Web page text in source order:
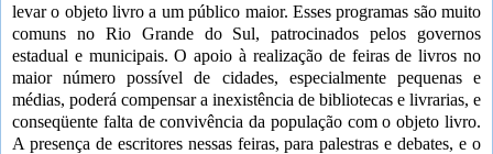
levar o objeto livro a um público maior. Esses programas são muito
comuns no Rio Grande do Sul, patrocinados pelos governos
estadual e municipais. O apoio à realização de feiras de livros no
maior número possível de cidades, especialmente pequenas e
médias, poderá compensar a inexistência de bibliotecas e livrarias, e
conseqüente falta de convivência da população com o objeto livro.
A presença de escritores nessas feiras, para palestras e debates, e o